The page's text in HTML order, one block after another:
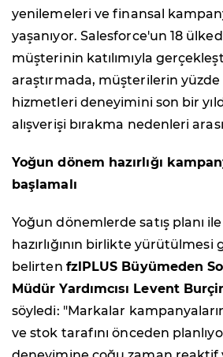
yenilemeleri ve finansal
yaşanıyor. Salesforce'un 18
müşterinin katılımıyla
araştırmada, müşterilerin
hizmetleri deneyimini son bir
alışverişi bırakma nedenleri
Yoğun dönem hazırlığı
başlamalı
Yoğun dönemlerde satış planı
hazırlığının birlikte yürütülmesi
belirten fzlPLUS Büyümeden
Müdür Yardımcısı Levent
söyledi: "Markalar
ve stok tarafını önceden